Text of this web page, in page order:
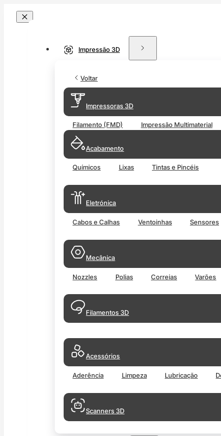
Impressão 3D
Voltar
Impressoras 3D
Filamento (FMD) Impressão Multimaterial
Acabamento
Químicos Lixas Tintas e Pincéis
Eletrónica
Cabos e Calhas Ventoinhas Sensores
Mecânica
Nozzles Polias Correias Varões
Filamentos 3D
Acessórios
Aderência Limpeza Lubricação
Scanners 3D